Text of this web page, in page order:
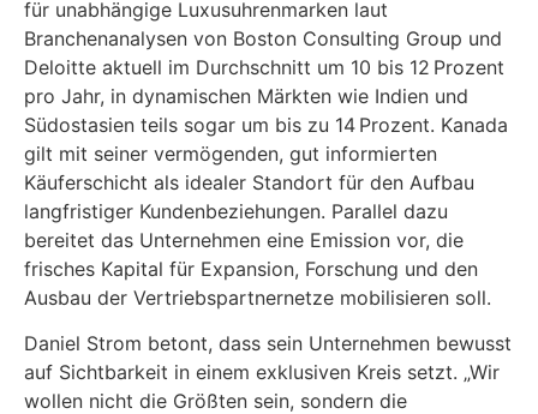
für unabhängige Luxusuhrenmarken laut
Branchenanalysen von Boston Consulting Group und
Deloitte aktuell im Durchschnitt um 10 bis 12 Prozent
pro Jahr, in dynamischen Märkten wie Indien und
Südostasien teils sogar um bis zu 14 Prozent. Kanada
gilt mit seiner vermögenden, gut informierten
Käuferschicht als idealer Standort für den Aufbau
langfristiger Kundenbeziehungen. Parallel dazu
bereitet das Unternehmen eine Emission vor, die
frisches Kapital für Expansion, Forschung und den
Ausbau der Vertriebspartnernetze mobilisieren soll.
Daniel Strom betont, dass sein Unternehmen bewusst
auf Sichtbarkeit in einem exklusiven Kreis setzt. „Wir
wollen nicht die Größten sein, sondern die